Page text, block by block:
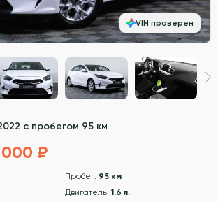
с пробегом 95 км
000 ₽
Пробег: 95 км
Двигатель: 1.6 л.
VIN проверен